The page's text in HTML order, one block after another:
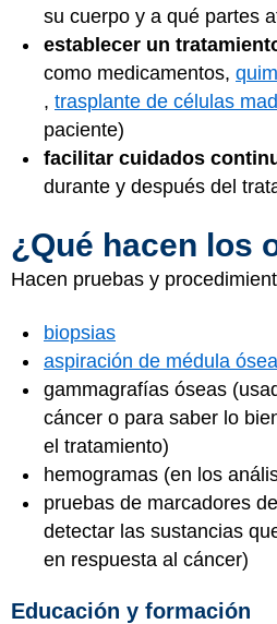
su cuerpo y a qué partes
establecer un
como medicamentos,
, trasplante de células
paciente)
facilitar cuidados
durante y después del
¿Qué hacen los
Hacen pruebas y
biopsias
aspiración de médula
gammagrafías óseas
cáncer o para saber lo
el tratamiento)
hemogramas (en los
pruebas de marcadores
detectar las sustancias
en respuesta al cáncer)
Educación y formación